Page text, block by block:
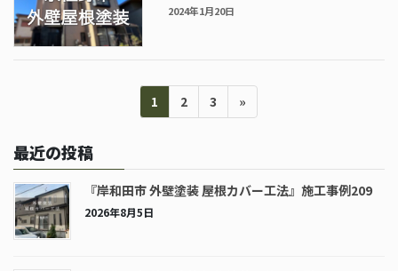
2024年1月20日
ペ
ー
ジ
送
り
ペ
ー
1
ペ
ー
2
ペ
ー
3 »
最近の投稿
『岸和田市 外壁塗装 屋根カバー工法』施工事例209
2026年8月5日